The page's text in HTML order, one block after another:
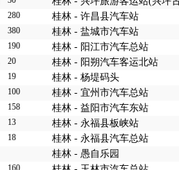
280 桂林 - 许昌县汽车站
380 桂林 - 盐城市汽车站
190 桂林 - 阳江市汽车总站
20 桂林 - 阳朔汽车客运北站
19 桂林 - 杨堤码头
100 桂林 - 宜州市汽车总站
158 桂林 - 益阳市汽车东站
13 桂林 - 永福县板峡站
18 桂林 - 永福县汽车总站
桂林 - 愚自乐园
160